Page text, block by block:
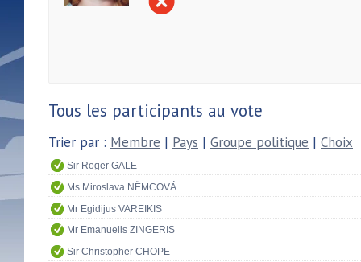
Tous les participants au vote
Trier par : Membre | Pays | Groupe politique | Choix
Sir Roger GALE
Ms Miroslava NĚMCOVÁ
Mr Egidijus VAREIKIS
Mr Emanuelis ZINGERIS
Sir Christopher CHOPE